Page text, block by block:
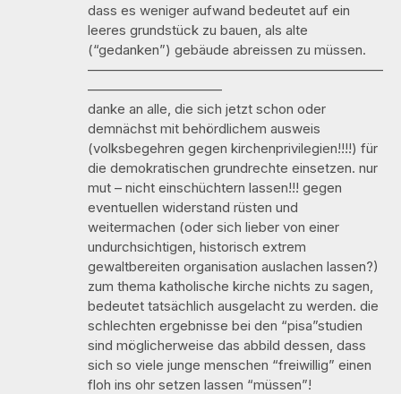
dass es weniger aufwand bedeutet auf ein
leeres grundstück zu bauen, als alte
(“gedanken”) gebäude abreissen zu müssen.
——————————————————————
——————————
danke an alle, die sich jetzt schon oder
demnächst mit behördlichem ausweis
(volksbegehren gegen kirchenprivilegien!!!!) für
die demokratischen grundrechte einsetzen. nur
mut – nicht einschüchtern lassen!!! gegen
eventuellen widerstand rüsten und
weitermachen (oder sich lieber von einer
undurchsichtigen, historisch extrem
gewaltbereiten organisation auslachen lassen?)
zum thema katholische kirche nichts zu sagen,
bedeutet tatsächlich ausgelacht zu werden. die
schlechten ergebnisse bei den “pisa”studien
sind möglicherweise das abbild dessen, dass
sich so viele junge menschen “freiwillig” einen
floh ins ohr setzen lassen “müssen”!